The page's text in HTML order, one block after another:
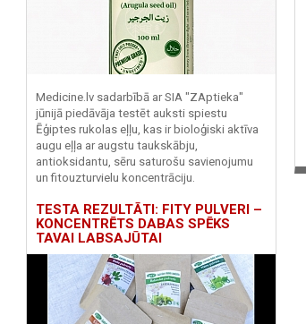
Medicine.lv sadarbībā ar SIA "ZAptieka"
jūnijā piedāvāja testēt auksti spiestu
Ēģiptes rukolas eļļu, kas ir bioloģiski aktīva
augu eļļa ar augstu taukskābju,
antioksidantu, sēru saturošu savienojumu
un fitouzturvielu koncentrāciju.
TESTA REZULTĀTI: FITY PULVERI –
KONCENTRĒTS DABAS SPĒKS
TAVAI LABSAJŪTAI